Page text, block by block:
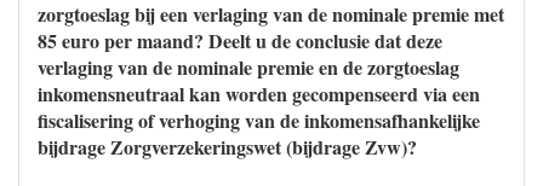
zorgtoeslag bij een verlaging van de nominale premie met
85 euro per maand? Deelt u de conclusie dat deze
verlaging van de nominale premie en de zorgtoeslag
inkomensneutraal kan worden gecompenseerd via een
fiscalisering of verhoging van de inkomensafhankelijke
bijdrage Zorgverzekeringswet (bijdrage Zvw)?